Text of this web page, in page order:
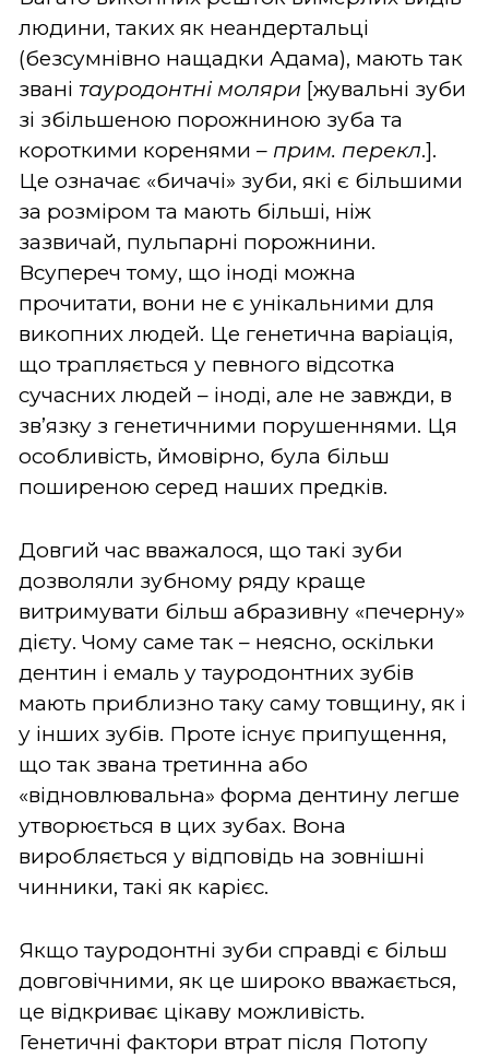
людини, таких як неандертальці
(безсумнівно нащадки Адама), мають так
звані тауродонтні моляри [жувальні зуби
зі збільшеною порожниною зуба та
короткими коренями – прим. перекл.].
Це означає «бичачі» зуби, які є більшими
за розміром та мають більші, ніж
зазвичай, пульпарні порожнини.
Всупереч тому, що іноді можна
прочитати, вони не є унікальними для
викопних людей. Це генетична варіація,
що трапляється у певного відсотка
сучасних людей – іноді, але не завжди, в
зв’язку з генетичними порушеннями. Ця
особливість, ймовірно, була більш
поширеною серед наших предків.
Довгий час вважалося, що такі зуби
дозволяли зубному ряду краще
витримувати більш абразивну «печерну»
дієту. Чому саме так – неясно, оскільки
дентин і емаль у тауродонтних зубів
мають приблизно таку саму товщину, як і
у інших зубів. Проте існує припущення,
що так звана третинна або
«відновлювальна» форма дентину легше
утворюється в цих зубах. Вона
виробляється у відповідь на зовнішні
чинники, такі як карієс.
Якщо тауродонтні зуби справді є більш
довговічними, як це широко вважається,
це відкриває цікаву можливість.
Генетичні фактори втрат після Потопу